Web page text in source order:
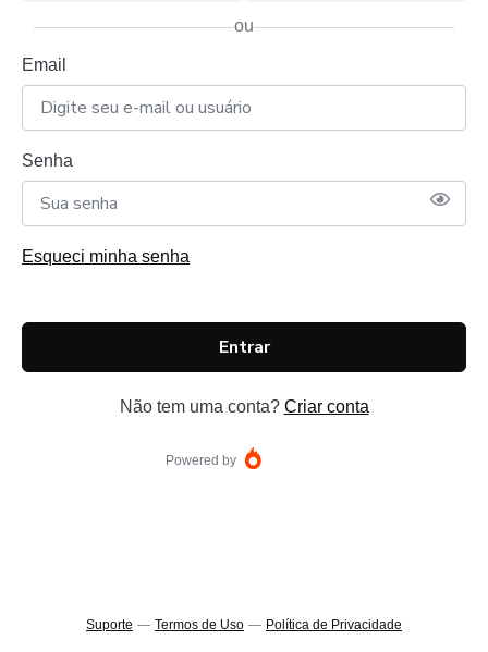
ou
Email
Senha
Esqueci minha senha
Entrar
Não tem uma conta? Criar conta
Powered by
Suporte — Termos de Uso — Política de Privacidade